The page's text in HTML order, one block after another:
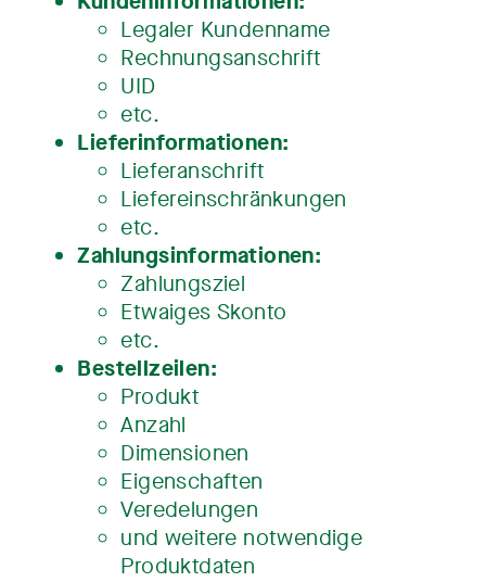
Legaler Kundenname
Rechnungsanschrift
UID
etc.
Lieferinformationen:
Lieferanschrift
Liefereinschränkungen
etc.
Zahlungsinformationen:
Zahlungsziel
Etwaiges Skonto
etc.
Bestellzeilen:
Produkt
Anzahl
Dimensionen
Eigenschaften
Veredelungen
und weitere notwendige
Produktdaten